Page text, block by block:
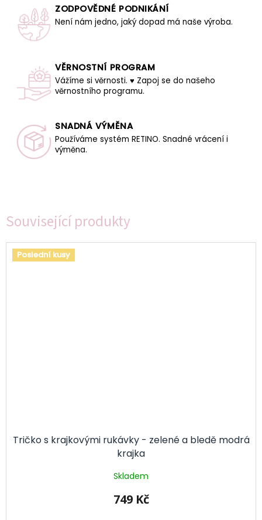
Související produkty
Poslední kusy
Tričko s krajkovými rukávky - zelené a bledě modrá
krajka
Skladem
749 Kč
ZODPOVĚDNÉ PODNIKÁNÍ
Není nám jedno, jaký dopad má naše výroba.
VĚRNOSTNÍ PROGRAM
Vážíme si věrnosti. ♥ Zapoj se do našeho
věrnostního programu.
SNADNÁ VÝMĚNA
Používáme systém RETINO. Snadné vrácení i
výměna.